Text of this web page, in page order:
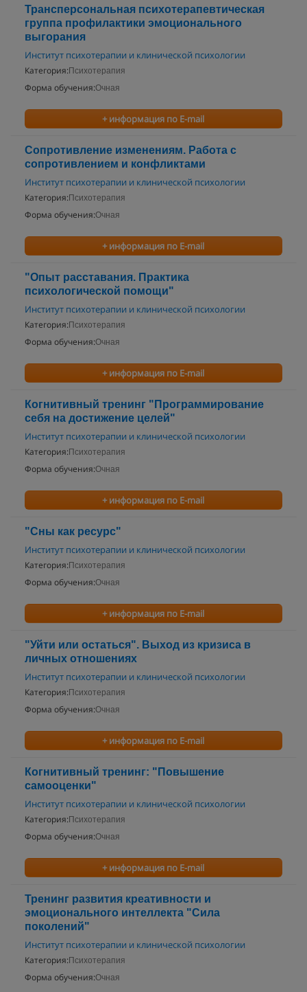
Трансперсональная психотерапевтическая
группа профилактики эмоционального
выгорания
Институт психотерапии и клинической психологии
Категория: Психотерапия
Форма обучения:Очная
+ информация по E-mail
Сопротивление изменениям. Работа с
сопротивлением и конфликтами
Институт психотерапии и клинической психологии
Категория: Психотерапия
Форма обучения:Очная
+ информация по E-mail
"Опыт расставания. Практика
психологической помощи"
Институт психотерапии и клинической психологии
Категория: Психотерапия
Форма обучения:Очная
+ информация по E-mail
Когнитивный тренинг "Программирование
себя на достижение целей"
Институт психотерапии и клинической психологии
Категория: Психотерапия
Форма обучения:Очная
+ информация по E-mail
"Сны как ресурс"
Институт психотерапии и клинической психологии
Категория: Психотерапия
Форма обучения:Очная
+ информация по E-mail
"Уйти или остаться". Выход из кризиса в
личных отношениях
Институт психотерапии и клинической психологии
Категория: Психотерапия
Форма обучения:Очная
+ информация по E-mail
Когнитивный тренинг: "Повышение
самооценки"
Институт психотерапии и клинической психологии
Категория: Психотерапия
Форма обучения:Очная
+ информация по E-mail
Тренинг развития креативности и
эмоционального интеллекта "Сила
поколений"
Институт психотерапии и клинической психологии
Категория: Психотерапия
Форма обучения:Очная